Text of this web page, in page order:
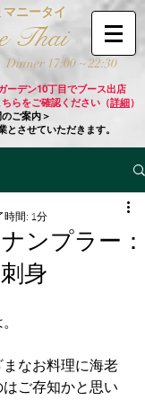
ニータイ
Thai
Dinner 17:00 ~ 22:30
ーデン10丁目でブース出店
らをご確認ください（詳細）
ご案内＞
とさせていただきます。
ンプラー：
身
時間: 1分
なお料理に海老
ご存知かと思い